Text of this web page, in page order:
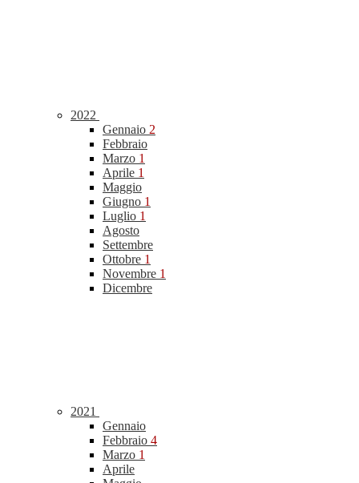
2022
Gennaio 2
Febbraio
Marzo 1
Aprile 1
Maggio
Giugno 1
Luglio 1
Agosto
Settembre
Ottobre 1
Novembre 1
Dicembre
2021
Gennaio
Febbraio 4
Marzo 1
Aprile